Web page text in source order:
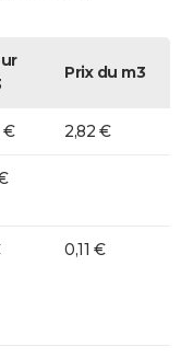
Prix du m3
€ 2,82 €
0,11 €